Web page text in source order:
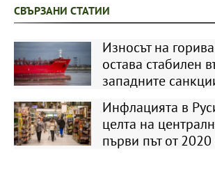
СВЪРЗАНИ СТАТИИ
Износът на
остава стабилeн
западните
Инфлацията в
целта на
първи път от 2020